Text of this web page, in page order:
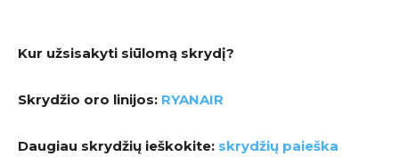
Kur užsisakyti siūlomą skrydį?
Skrydžio oro linijos: RYANAIR
Daugiau skrydžių ieškokite: skrydžių paieška